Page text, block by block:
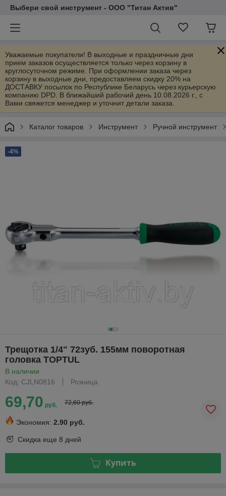
Выбери свой инструмент - ООО "Титан Актив"
Уважаемые покупатели! В выходные и праздничные дни
прием заказов осуществляется только через корзину в
круглосуточном режиме. При оформлении заказа через
корзину в выходные дни, предоставляем скидку 20% на
ДОСТАВКУ посылок по Республике Беларусь через курьерскую
компанию DPD. В ближайший рабочий день 10.08.2026 г., с
Вами свяжется менеджер и уточнит детали заказа.
Каталог товаров Инструмент Ручной инструмент
-4%
Трещотка 1/4" 72зуб. 155мм поворотная
головка TOPTUL
В наличии
Код: CJLN0816
Розница
69,70 руб. 72,60 руб.
Экономия: 2.90 руб.
Скидка еще 8 дней
Купить